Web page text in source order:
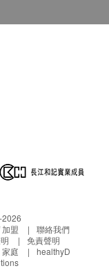
盟
聯絡我們
免責聲明
家庭
healthyD